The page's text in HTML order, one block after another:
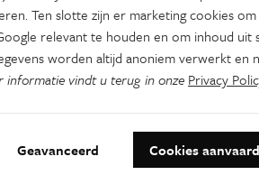
Ten slotte zijn er marketing cookies om
relevant te houden en om inhoud uit
worden altijd anoniem verwerkt en
informatie vindt u terug in onze Privacy
Geavanceerd Cookies